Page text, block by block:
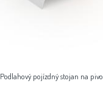
Podlahový pojízdný stojan na pivo